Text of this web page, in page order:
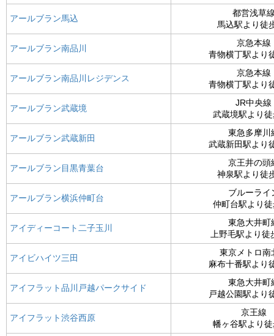
アールブラン馬込
都営浅草
馬込駅より徒
アールブラン南品川
京急本線
青物横丁駅より
アールブラン南品川レジデンス
京急本線
青物横丁駅より
アールブラン武蔵境
JR中央線
武蔵境駅より
アールブラン武蔵新田
東急多摩川
武蔵新田駅より
アールブラン目黒青葉台
京王井の頭
神泉駅より徒
アールブラン横浜仲町台
ブルーライ
仲町台駅より
アイディーコート二子玉川
東急大井町
上野毛駅より徒
アイビハイツ三田
東京メトロ南
麻布十番駅より
アイフラット品川戸越パークサイド
東急大井町
戸越公園駅より
アイフラット渋谷西原
京王線
幡ヶ谷駅より